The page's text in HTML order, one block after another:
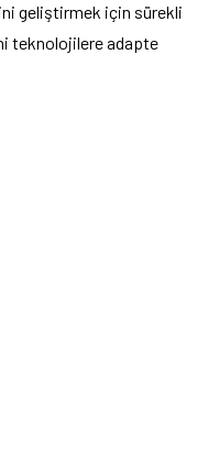
geliştirmek için sürekli
teknolojilere adapte